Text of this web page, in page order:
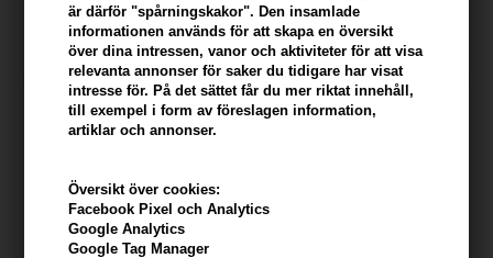
är därför "spårningskakor". Den insamlade
informationen används för att skapa en översikt
över dina intressen, vanor och aktiviteter för att visa
relevanta annonser för saker du tidigare har visat
intresse för. På det sättet får du mer riktat innehåll,
till exempel i form av föreslagen information,
artiklar och annonser.
Översikt över cookies:
Facebook Pixel och Analytics
Google Analytics
Google Tag Manager